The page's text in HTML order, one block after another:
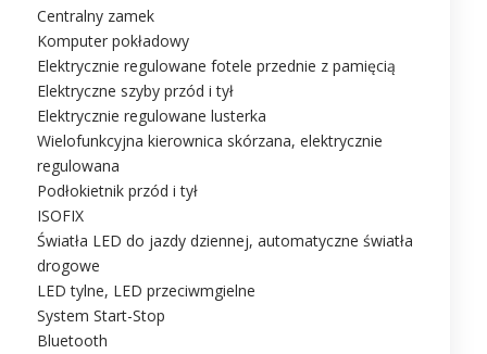
Centralny zamek
Komputer pokładowy
Elektrycznie regulowane fotele przednie z pamięcią
Elektryczne szyby przód i tył
Elektrycznie regulowane lusterka
Wielofunkcyjna kierownica skórzana, elektrycznie
regulowana
Podłokietnik przód i tył
ISOFIX
Światła LED do jazdy dziennej, automatyczne światła
drogowe
LED tylne, LED przeciwmgielne
System Start-Stop
Bluetooth